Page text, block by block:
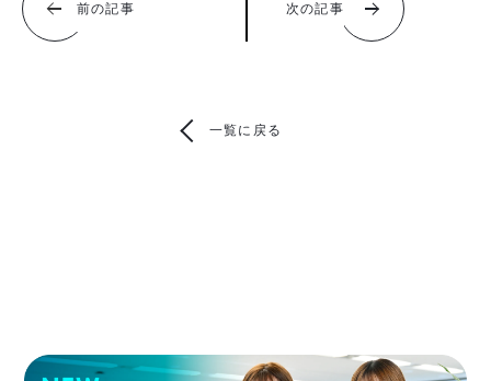
前の記事 次の記事
一覧に戻る